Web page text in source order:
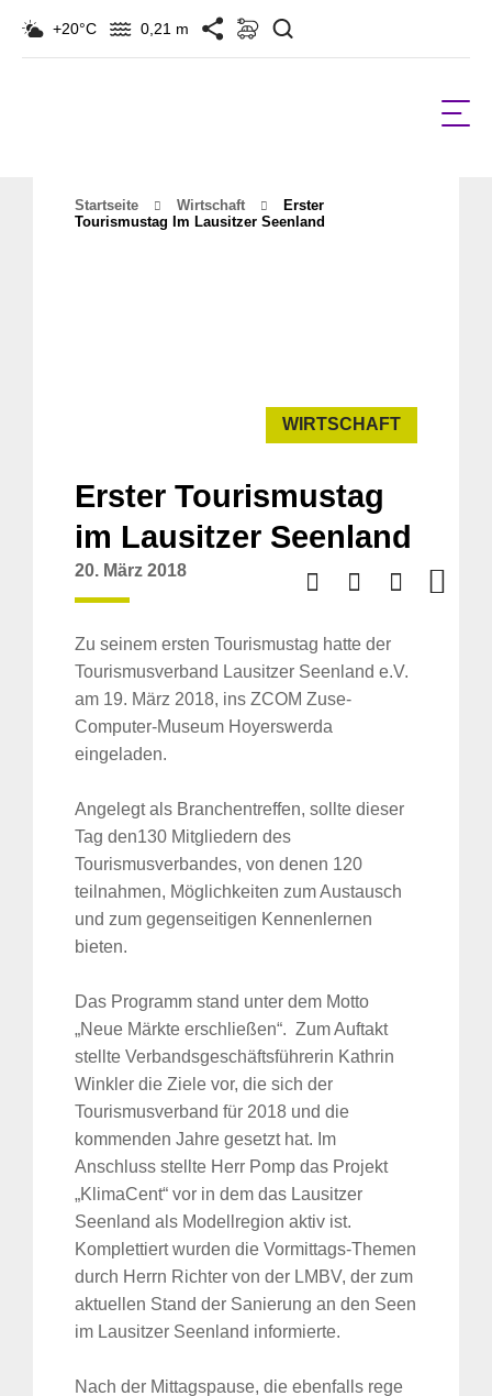
+20°C 0,21 m
Startseite Wirtschaft
Erster
Tourismustag Im Lausitzer Seenland
WIRTSCHAFT
Erster Tourismustag
im Lausitzer Seenland
20. März 2018
Zu seinem ersten Tourismustag hatte der
Tourismusverband Lausitzer Seenland e.V.
am 19. März 2018, ins ZCOM Zuse-
Computer-Museum Hoyerswerda
eingeladen.
Angelegt als Branchentreffen, sollte dieser
Tag den130 Mitgliedern des
Tourismusverbandes, von denen 120
teilnahmen, Möglichkeiten zum Austausch
und zum gegenseitigen Kennenlernen
bieten.
Das Programm stand unter dem Motto
„Neue Märkte erschließen“. Zum Auftakt
stellte Verbandsgeschäftsführerin Kathrin
Winkler die Ziele vor, die sich der
Tourismusverband für 2018 und die
kommenden Jahre gesetzt hat. Im
Anschluss stellte Herr Pomp das Projekt
„KlimaCent“ vor in dem das Lausitzer
Seenland als Modellregion aktiv ist.
Komplettiert wurden die Vormittags-Themen
durch Herrn Richter von der LMBV, der zum
aktuellen Stand der Sanierung an den Seen
im Lausitzer Seenland informierte.
Nach der Mittagspause, die ebenfalls rege